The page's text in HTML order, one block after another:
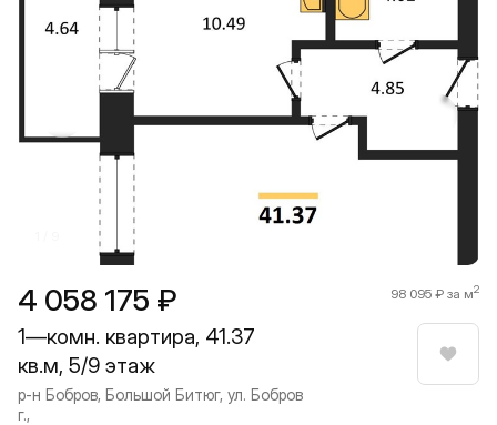
4 058 175 ₽ 98 095 ₽ за м2
1—комн. квартира, 41.37
кв.м, 5/9 этаж
р-н Бобров, Большой Битюг, ул. Бобров
г.,
Прокрутить влево